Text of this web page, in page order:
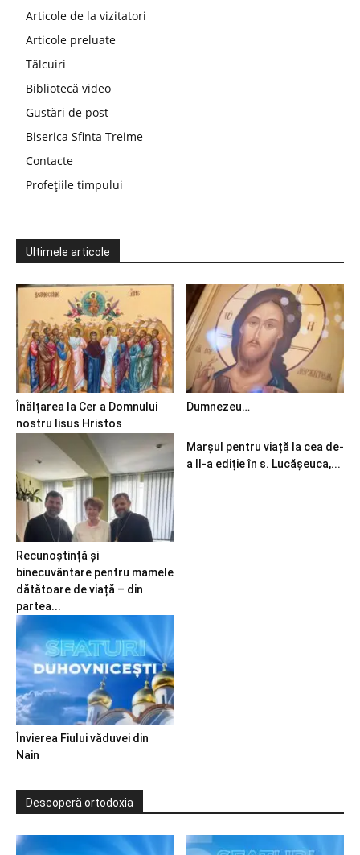
Articole de la vizitatori
Articole preluate
Tâlcuiri
Bibliotecă video
Gustări de post
Biserica Sfinta Treime
Contacte
Profețiile timpului
Ultimele articole
Înălțarea la Cer a Domnului
nostru Iisus Hristos
Dumnezeu…
Recunoștință și
binecuvântare pentru mamele
dătătoare de viață – din
partea...
Marșul pentru viață la cea de-
a II-a ediție în s. Lucășeuca,...
Învierea Fiului văduvei din
Nain
Descoperă ortodoxia